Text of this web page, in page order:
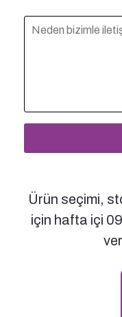
Ürün seçimi,
için hafta içi